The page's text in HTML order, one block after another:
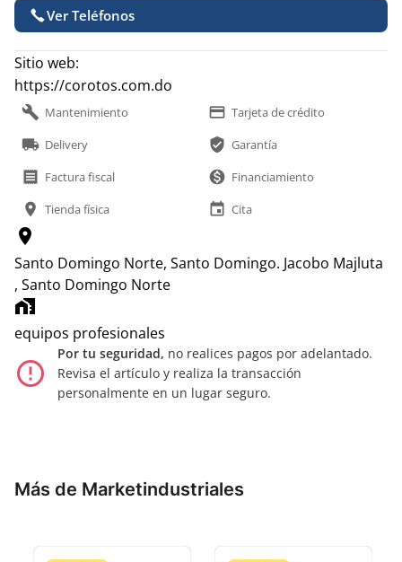
Ver Teléfonos
Sitio web:
https://corotos.com.do
build Mantenimiento payment Tarjeta de crédito
local_shipping Delivery verified_user Garantía
receipt Factura fiscal monetization_on Financiamiento
location_on Tienda física event Cita
location_on
Santo Domingo Norte, Santo Domingo. Jacobo Majluta
, Santo Domingo Norte
home_work
equipos profesionales
error_outline
Por tu seguridad, no realices pagos por adelantado.
Revisa el artículo y realiza la transacción
personalmente en un lugar seguro.
Más de Marketindustriales